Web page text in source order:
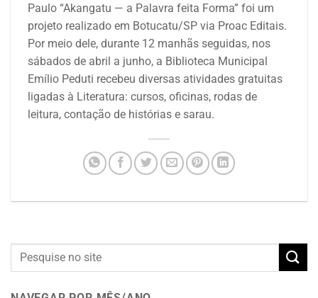
Paulo “Akangatu — a Palavra feita Forma” foi um
projeto realizado em Botucatu/SP via Proac Editais.
Por meio dele, durante 12 manhãs seguidas, nos
sábados de abril a junho, a Biblioteca Municipal
Emílio Peduti recebeu diversas atividades gratuitas
ligadas à Literatura: cursos, oficinas, rodas de
leitura, contação de histórias e sarau.